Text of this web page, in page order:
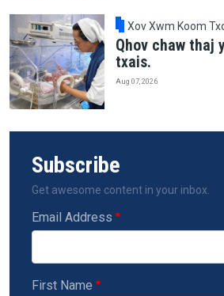
Xov Xwm Koom
Qhov chaw thaj
txais.
Aug 07, 2026
Subscribe
Get awesome content in your inbox.
Email Address
First Name